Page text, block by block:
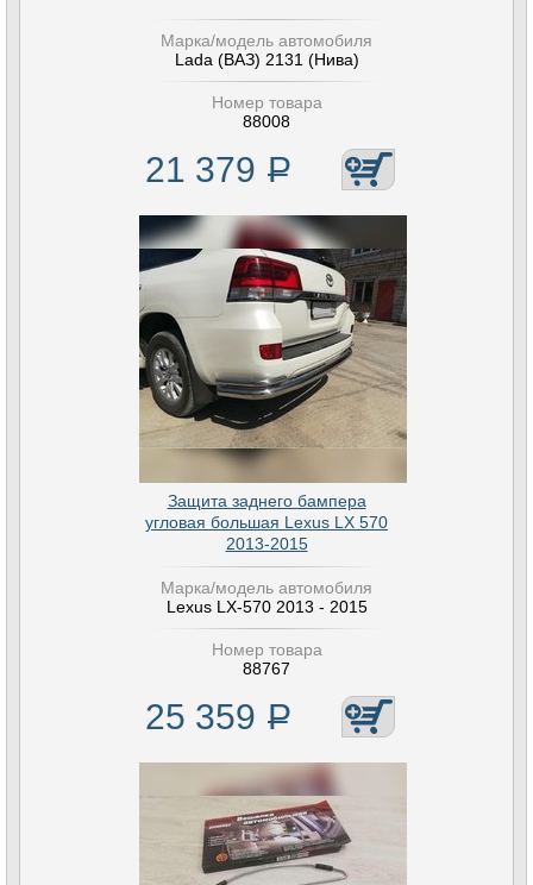
Марка/модель автомобиля
Lada (ВАЗ) 2131 (Нива)
Номер товара
88008
21 379 Р
Защита заднего бампера
угловая большая Lexus LX 570
2013-2015
Марка/модель автомобиля
Lexus LX-570 2013 - 2015
Номер товара
88767
25 359 Р